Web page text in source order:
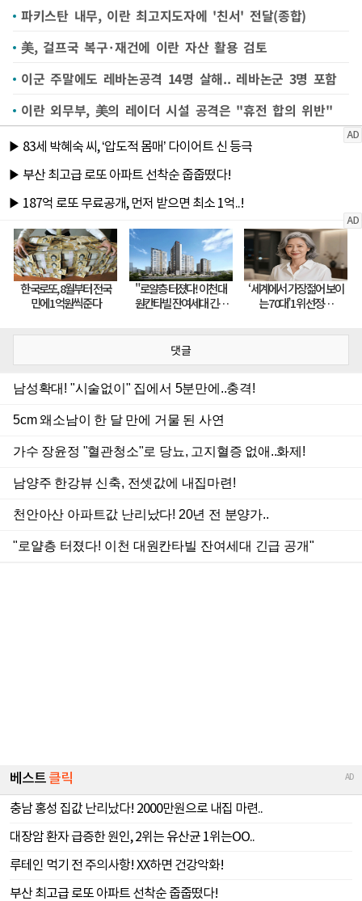
파키스탄 내무, 이란 최고지도자에 '친서' 전달(종합)
美, 걸프국 복구·재건에 이란 자산 활용 검토
이군 주말에도 레바논공격 14명 살해.. 레바논군 3명 포함
이란 외무부, 美의 레이더 시설 공격은 "휴전 합의 위반"
댓글